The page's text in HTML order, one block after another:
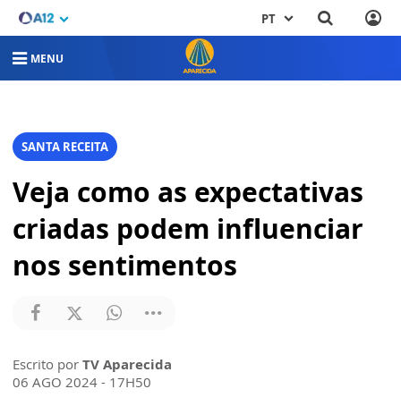
PT
MENU
SANTA RECEITA
Veja como as expectativas
criadas podem influenciar
nos sentimentos
Escrito por TV Aparecida
06 AGO 2024 - 17H50